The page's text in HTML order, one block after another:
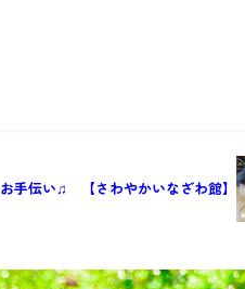
お手伝い♫ 【さわやかいなざわ館】